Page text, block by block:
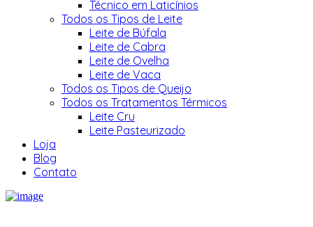
Técnico em Laticínios
Todos os Tipos de Leite
Leite de Búfala
Leite de Cabra
Leite de Ovelha
Leite de Vaca
Todos os Tipos de Queijo
Todos os Tratamentos Térmicos
Leite Cru
Leite Pasteurizado
Loja
Blog
Contato